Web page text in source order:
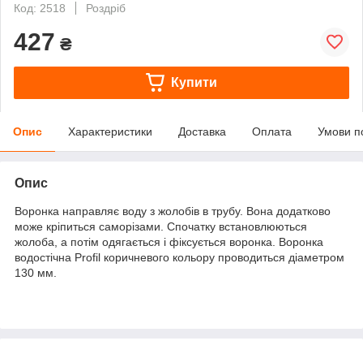
Код: 2518
Роздріб
427 ₴
Купити
Опис Характеристики Доставка Оплата Умови
Опис
Воронка направляє воду з жолобів в трубу. Вона додатково
може кріпиться саморізами. Спочатку встановлюються
жолоба, а потім одягається і фіксується воронка. Воронка
водостічна Profil коричневого кольору проводиться діаметром
130 мм.